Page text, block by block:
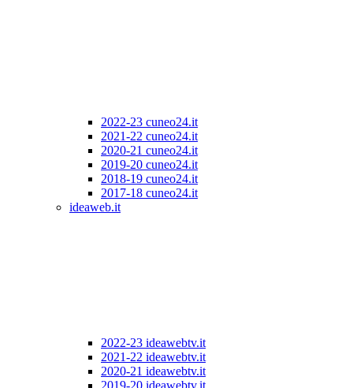
2022-23 cuneo24.it
2021-22 cuneo24.it
2020-21 cuneo24.it
2019-20 cuneo24.it
2018-19 cuneo24.it
2017-18 cuneo24.it
ideaweb.it
2022-23 ideawebtv.it
2021-22 ideawebtv.it
2020-21 ideawebtv.it